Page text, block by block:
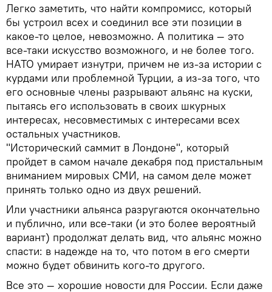
Легко заметить, что найти компромисс, который
бы устроил всех и соединил все эти позиции в
какое-то целое, невозможно. А политика — это
все-таки искусство возможного, и не более того.
НАТО умирает изнутри, причем не из-за истории с
курдами или проблемной Турции, а из-за того, что
его основные члены разрывают альянс на куски,
пытаясь его использовать в своих шкурных
интересах, несовместимых с интересами всех
остальных участников.
"Исторический саммит в Лондоне", который
пройдет в самом начале декабря под пристальным
вниманием мировых СМИ, на самом деле может
принять только одно из двух решений.
Или участники альянса разругаются окончательно
и публично, или все-таки (и это более вероятный
вариант) продолжат делать вид, что альянс можно
спасти: в надежде на то, что потом в его смерти
можно будет обвинить кого-то другого.
Все это — хорошие новости для России. Если даже